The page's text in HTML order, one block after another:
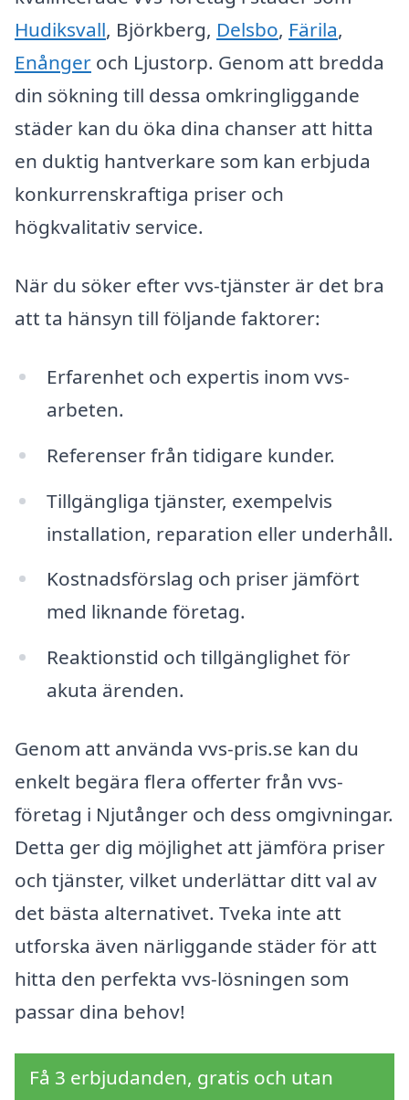
Hudiksvall, Björkberg, Delsbo, Färila,
Enånger och Ljustorp. Genom att bredda
din sökning till dessa omkringliggande
städer kan du öka dina chanser att hitta
en duktig hantverkare som kan erbjuda
konkurrenskraftiga priser och
högkvalitativ service.
När du söker efter vvs-tjänster är det bra
att ta hänsyn till följande faktorer:
Erfarenhet och expertis inom vvs-
arbeten.
Referenser från tidigare kunder.
Tillgängliga tjänster, exempelvis
installation, reparation eller underhåll.
Kostnadsförslag och priser jämfört
med liknande företag.
Reaktionstid och tillgänglighet för
akuta ärenden.
Genom att använda vvs-pris.se kan du
enkelt begära flera offerter från vvs-
företag i Njutånger och dess omgivningar.
Detta ger dig möjlighet att jämföra priser
och tjänster, vilket underlättar ditt val av
det bästa alternativet. Tveka inte att
utforska även närliggande städer för att
hitta den perfekta vvs-lösningen som
passar dina behov!
Få 3 erbjudanden, gratis och utan